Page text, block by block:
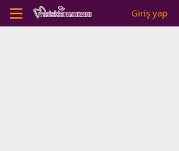
Giriş yap